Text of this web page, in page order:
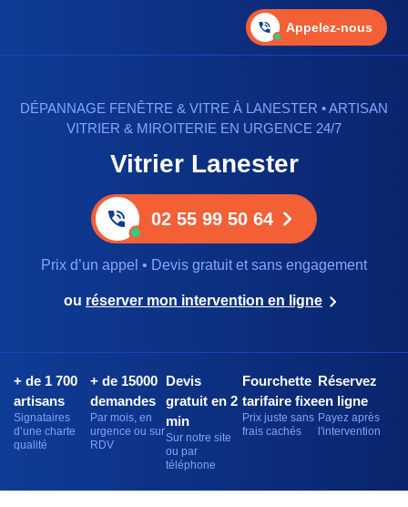
Appelez-nous
DÉPANNAGE FENÊTRE & VITRE À LANESTER • ARTISAN
VITRIER & MIROITERIE EN URGENCE 24/7
Vitrier Lanester
02 55 99 50 64
Prix d’un appel • Devis gratuit et sans engagement
ou réserver mon intervention en ligne
+ de 1 700
artisans
Signataires
d’une charte
qualité
+ de 15000
demandes
Par mois, en
urgence ou sur
RDV
Devis
gratuit en 2
min
Sur notre site
ou par
téléphone
Fourchette
tarifaire fixe
Prix juste sans
frais cachés
Réservez
en ligne
Payez après
l'intervention